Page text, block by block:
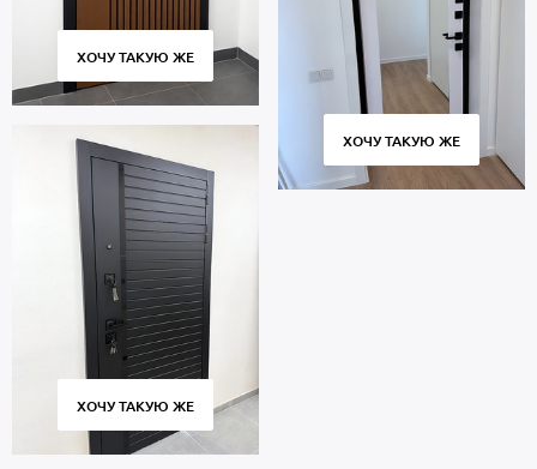
ХОЧУ ТАКУЮ ЖЕ
ХОЧУ ТАКУЮ ЖЕ
ХОЧУ ТАКУЮ ЖЕ